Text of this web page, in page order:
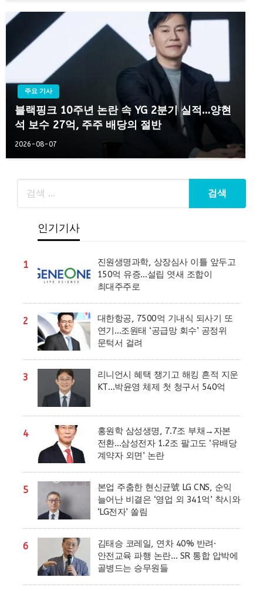
주요 기사
블랙핑크 10주년 논란 속 YG 2분기 실적…양현
석 보수 27억, 주주 배당의 절반
2026-08-07
인기기사
1
진원생명과학, 상장심사 이틀 앞두고
150억 유증…설립 엿새 조합이
최대주주로
2
대한항공, 7500억 기내식 되사기 또
연기…조원태 ‘공급망 회수’ 공정위
문턱서 걸려
3
리니언시 혜택 챙기고 해킹 흔적 지운
KT…박윤영 체제 첫 청구서 540억
4
홍원학 삼성생명, 7.7조 부채→자본
전환…삼성전자 1.2조 팔고도 ‘유배당
계약자 외면’ 논란
5
본업 주춤한 현신균號 LG CNS, 순익
늘어난 비결은 ‘영업 외 341억’ 착시와
‘LG전자’ 쏠림
6
김태승 코레일, 연차 40% 반려·
안전교육 파행 논란… SR 통합 압박에
골병드는 승무원들